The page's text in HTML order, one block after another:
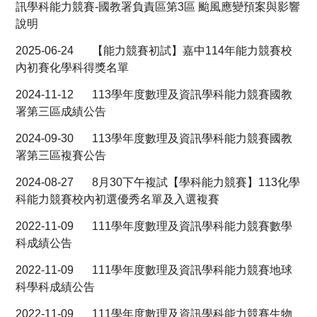
能力競賽歷屆試題
本年度能力競賽資訊
全國中小學科學展覽(另開新視窗)
訊學科能力競賽-國教署負責區第3區 颱風應變預案與影響
說明
2025-06-24
【能力競賽初試】嘉中114年能力競賽校
內初賽化學科得獎名單
2024-11-12
113學年度數理及資訊學科能力競賽國教
署第三區成績公告
2024-09-30
113學年度數理及資訊學科能力競賽國教
署第三區複賽公告
2024-08-27
8月30下午複試【學科能力競賽】113化學
科能力競賽校內初選優秀名單及入選複賽
2022-11-09
111學年度數理及資訊學科能力競賽數學
科成績公告
2022-11-09
111學年度數理及資訊學科能力競賽地球
科學科成績公告
2022-11-09
111學年度數理及資訊學科能力競賽生物